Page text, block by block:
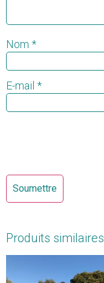
Nom *
E-mail *
Produits similaires